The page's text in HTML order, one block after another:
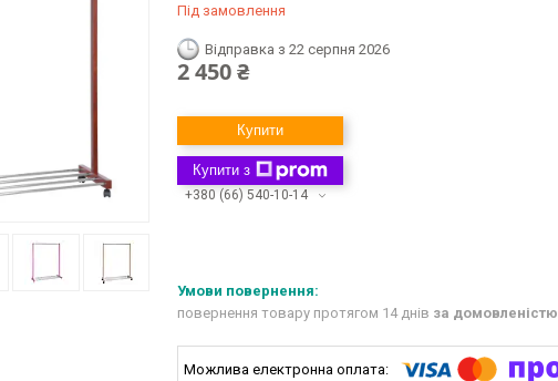
Під замовлення
Відправка з 22 серпня 2026
2 450 ₴
Купити
Купити з
+380 (66) 540-10-14
повернення товару протягом 14 днів за домовленістю